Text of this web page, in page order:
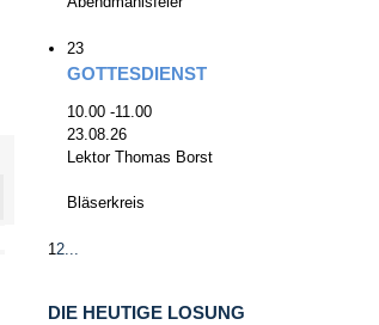
23
GOTTESDIENST
10.00 -11.00
23.08.26
Lektor Thomas Borst
Bläserkreis
12...
DIE HEUTIGE LOSUNG